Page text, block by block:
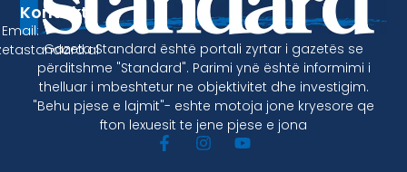
Gazeta Standard është portali zyrtar i gazetës se
përditshme "Standard". Parimi ynë është informimi i
thelluar i mbeshtetur ne objektivitet dhe investigim.
"Behu pjese e lajmit"- eshte motoja jone kryesore qe
fton lexuesit te jene pjese e jona
Kontakt
Email: